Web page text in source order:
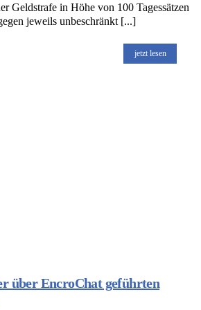
Geldstrafe in Höhe von 100 Tagessätzen
jeweils unbeschränkt [...]
jetzt lesen
über EncroChat geführten